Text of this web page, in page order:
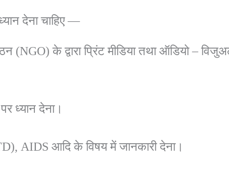
देना चाहिए —
(NGO) के द्वारा प्रिंट मीडिया तथा ऑडियो –
पर ध्यान देना।
AIDS आदि के विषय में जानकारी देना।